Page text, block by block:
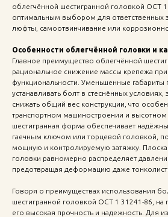
облегчённой шестигранной головкой ОСТ 1
оптимальным выбором для ответственных
люфты, самоотвинчивание или
Особенности облегчённой головки и
Главное преимущество облегчённой
рациональное снижение массы крепежа
функциональности. Уменьшенные габариты
устанавливать болт в стеснённых
снижать общий вес конструкции, что
транспортном машиностроении и высотном
шестигранная форма обеспечивает
гаечным ключом или торцевой головкой,
мощную и контролируемую затяжку.
головки равномерно распределяет
предотвращая деформацию даже
Говоря о преимуществах использования
шестигранной головкой ОСТ 1 31241-86, на
его высокая прочность и надежность. Для